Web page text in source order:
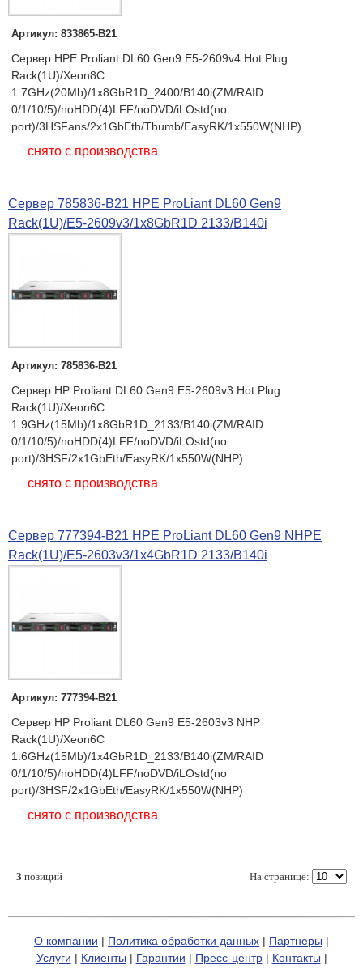
Артикул: 833865-B21
Сервер HPE Proliant DL60 Gen9 E5-2609v4 Hot Plug
Rack(1U)/Xeon8C
1.7GHz(20Mb)/1x8GbR1D_2400/B140i(ZM/RAID
0/1/10/5)/noHDD(4)LFF/noDVD/iLOstd(no
port)/3HSFans/2x1GbEth/Thumb/EasyRK/1x550W(NHP)
снято с производства
Сервер 785836-B21 HPE ProLiant DL60 Gen9
Rack(1U)/E5-2609v3/1x8GbR1D 2133/B140i
Артикул: 785836-B21
Сервер HP Proliant DL60 Gen9 E5-2609v3 Hot Plug
Rack(1U)/Xeon6C
1.9GHz(15Mb)/1x8GbR1D_2133/B140i(ZM/RAID
0/1/10/5)/noHDD(4)LFF/noDVD/iLOstd(no
port)/3HSF/2x1GbEth/EasyRK/1x550W(NHP)
снято с производства
Сервер 777394-B21 HPE ProLiant DL60 Gen9 NHPE
Rack(1U)/E5-2603v3/1x4GbR1D 2133/B140i
Артикул: 777394-B21
Сервер HP Proliant DL60 Gen9 E5-2603v3 NHP
Rack(1U)/Xeon6C
1.6GHz(15Mb)/1x4GbR1D_2133/B140i(ZM/RAID
0/1/10/5)/noHDD(4)LFF/noDVD/iLOstd(no
port)/3HSF/2x1GbEth/EasyRK/1x550W(NHP)
снято с производства
3 позиций На странице:
О компании | Политика обработки данных | Партнеры |
Услуги | Клиенты | Гарантии | Пресс-центр| Контакты |